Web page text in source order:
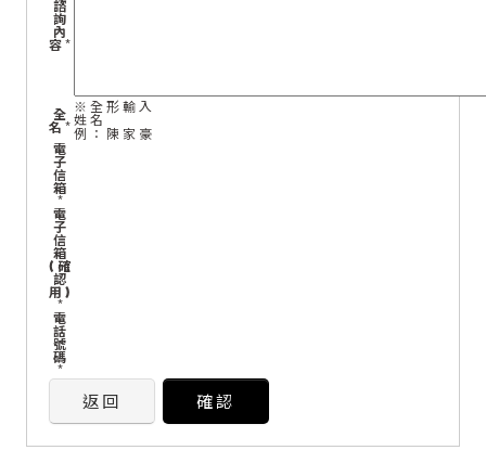
商品系列
線上商城
Online Shop
鏡片說明
Lens
常見問題
FAQ
諮
詢
內
容 *
全
名 *
※全形輸入
姓名
例：陳家豪
電
子
信
箱
*
電
子
信
箱
(確
認
用)
*
電
話
號
碼
*
返回 確認